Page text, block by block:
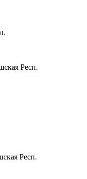
Респ.
Респ.